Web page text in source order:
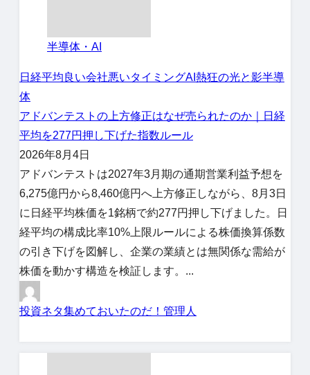
半導体・AI
日経平均良い会社悪いタイミングAI熱狂の光と影半導
体
アドバンテストの上方修正はなぜ売られたのか｜日経
平均を277円押し下げた指数ルール
2026年8月4日
アドバンテストは2027年3月期の通期営業利益予想を
6,275億円から8,460億円へ上方修正しながら、8月3日
に日経平均株価を1銘柄で約277円押し下げました。日
経平均の構成比率10%上限ルールによる株価換算係数
の引き下げを図解し、企業の業績とは無関係な需給が
株価を動かす構造を検証します。...
投資ネタ集めておいたのだ！管理人